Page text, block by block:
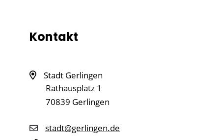
Kontakt
Stadt Gerlingen
Rathausplatz 1
70839 Gerlingen
stadt@gerlingen.de